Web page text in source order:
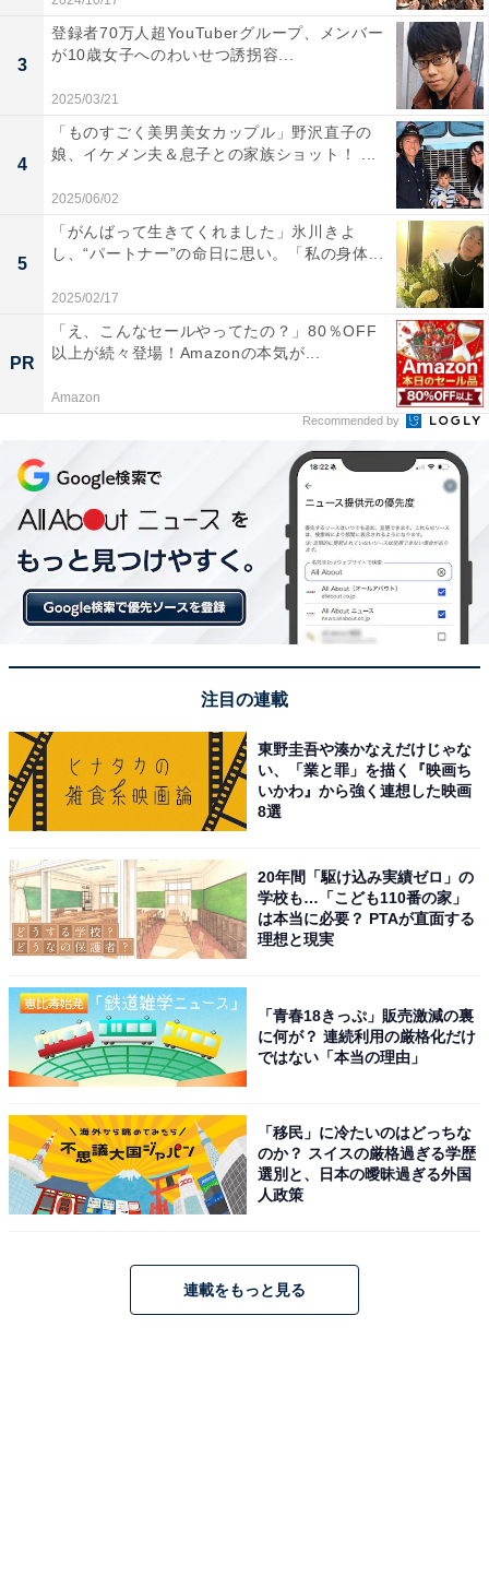
3
登録者70万人超YouTuberグループ、メンバー
が10歳女子へのわいせつ誘拐容...
2025/03/21
4
「ものすごく美男美女カップル」野沢直子の
娘、イケメン夫＆息子との家族ショット！ ...
2025/06/02
5
「がんばって生きてくれました」氷川きよ
し、“パートナー”の命日に思い。「私の身体...
2025/02/17
PR
「え、こんなセールやってたの？」80％OFF
以上が続々登場！Amazonの本気が...
Amazon
Recommended by
注目の連載
東野圭吾や湊かなえだけじゃな
い、「業と罪」を描く『映画ち
いかわ』から強く連想した映画
8選
20年間「駆け込み実績ゼロ」の
学校も…「こども110番の家」
は本当に必要？ PTAが直面する
理想と現実
「青春18きっぷ」販売激減の裏
に何が？ 連続利用の厳格化だけ
ではない「本当の理由」
「移民」に冷たいのはどっちな
のか？ スイスの厳格過ぎる学歴
選別と、日本の曖昧過ぎる外国
人政策
連載をもっと見る